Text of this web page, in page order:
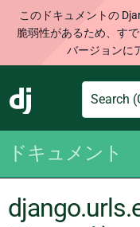
このドキュメントの
脆弱性があるため、す
バージョンに
Django
Search
ドキュメント